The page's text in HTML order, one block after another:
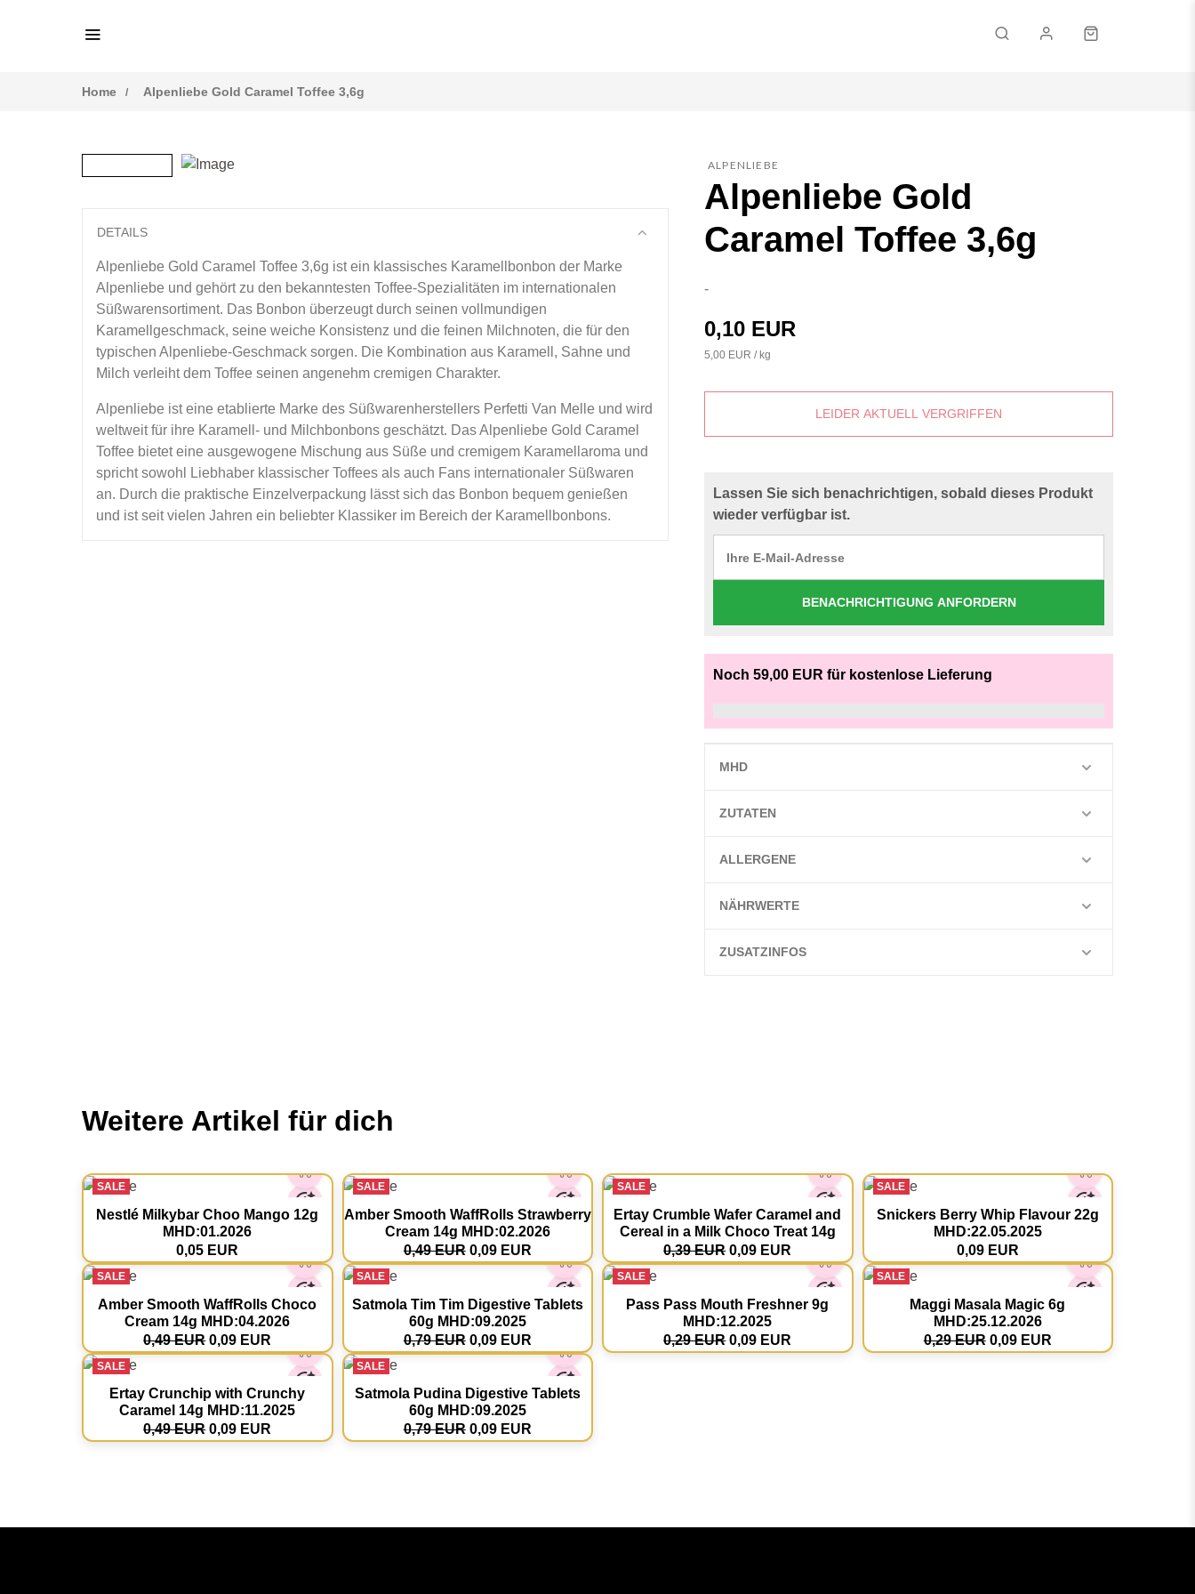
Passwort
Passwort vergessen?
Home Alpenliebe Gold Caramel Toffee 3,6g
DETAILS
Alpenliebe Gold Caramel Toffee 3,6g ist ein klassisches Karamellbonbon der Marke
Alpenliebe und gehört zu den bekanntesten Toffee-Spezialitäten im internationalen
Süßwarensortiment. Das Bonbon überzeugt durch seinen vollmundigen
Karamellgeschmack, seine weiche Konsistenz und die feinen Milchnoten, die für den
typischen Alpenliebe-Geschmack sorgen. Die Kombination aus Karamell, Sahne und
Milch verleiht dem Toffee seinen angenehm cremigen Charakter.
Alpenliebe ist eine etablierte Marke des Süßwarenherstellers Perfetti Van Melle und wird
weltweit für ihre Karamell- und Milchbonbons geschätzt. Das Alpenliebe Gold Caramel
Toffee bietet eine ausgewogene Mischung aus Süße und cremigem Karamellaroma und
spricht sowohl Liebhaber klassischer Toffees als auch Fans internationaler Süßwaren
an. Durch die praktische Einzelverpackung lässt sich das Bonbon bequem genießen
und ist seit vielen Jahren ein beliebter Klassiker im Bereich der Karamellbonbons.
ALPENLIEBE
Alpenliebe Gold
Caramel Toffee 3,6g
-
0,10 EUR
5,00 EUR / kg
LEIDER AKTUELL VERGRIFFEN
Lassen Sie sich benachrichtigen, sobald dieses Produkt
wieder verfügbar ist.
BENACHRICHTIGUNG ANFORDERN
Noch 59,00 EUR für kostenlose Lieferung
MHD
ZUTATEN
ALLERGENE
NÄHRWERTE
ZUSATZINFOS
Weitere Artikel für dich
SALE
Nestlé Milkybar Choo Mango 12g
MHD:01.2026
0,05 EUR
SALE
Amber Smooth WaffRolls Strawberry
Cream 14g MHD:02.2026
0,49 EUR 0,09 EUR
SALE
Ertay Crumble Wafer Caramel and
Cereal in a Milk Choco Treat 14g
0,39 EUR 0,09 EUR
SALE
Snickers Berry Whip Flavour 22g
MHD:22.05.2025
0,09 EUR
SALE
Amber Smooth WaffRolls Choco
Cream 14g MHD:04.2026
0,49 EUR 0,09 EUR
SALE
Satmola Tim Tim Digestive Tablets
60g MHD:09.2025
0,79 EUR 0,09 EUR
SALE
Pass Pass Mouth Freshner 9g
MHD:12.2025
0,29 EUR 0,09 EUR
SALE
Maggi Masala Magic 6g
MHD:25.12.2026
0,29 EUR 0,09 EUR
SALE
Ertay Crunchip with Crunchy
Caramel 14g MHD:11.2025
0,49 EUR 0,09 EUR
SALE
Satmola Pudina Digestive Tablets
60g MHD:09.2025
0,79 EUR 0,09 EUR